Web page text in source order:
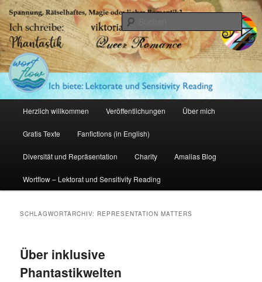
Zum
primären
Inhalt
springen
Zum
sekundären
Inhalt
springenAmalia Zeichnerin
Herzlich willkommen Veröffentlichungen Über mich
Gratis Texte Fanfictions (in English)
Diversität und Repräsentation Charity Amalias Blog
Wortflow – Lektorat und Sensitivity Reading
SCHLAGWORTARCHIV: REPRESENTATION MATTERS
Über inklusive
Phantastikwelten